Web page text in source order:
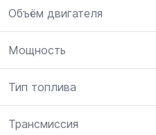
Объём двигателя
Мощность
Тип топлива
Трансмиссия